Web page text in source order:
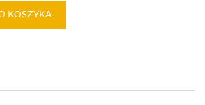
KOSZYKA